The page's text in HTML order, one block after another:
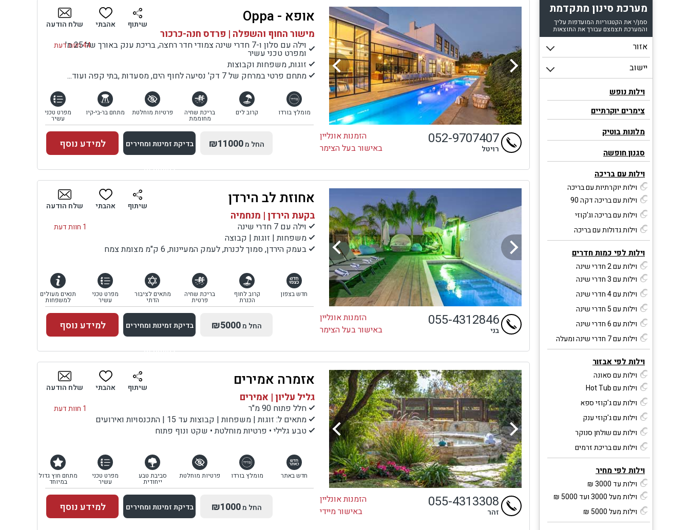
מערכת סינון מתקדמת
סמן/י את הקטגוריות המועדפות עליך
והמערכת תצמצם עבורך את התוצאות
וילות נופש
צימרים יוקרתיים
מלונות בוטיק
סגנון חופשה
וילות עם בריכה
וילות יוקרתיות עם בריכה
וילות עם בריכה דקה 90
וילות עם בריכה וג'קוזי
וילות גדולות עם בריכה
וילות לפי כמות חדרים
וילות עם 2 חדרי שינה
וילות עם 3 חדרי שינה
וילות עם 4 חדרי שינה
וילות עם 5 חדרי שינה
וילות עם 6 חדרי שינה
וילות עם 7 חדרי שינה ומעלה
וילות לפי אבזור
וילות עם סאונה
וילות עם Hot Tub
וילות עם ג'קוזי ספא
וילות עם ג'קוזי ענק
וילות עם שולחן סנוקר
וילות עם בריכת זרמים
וילות לפי מחיר
וילות עד 3000 ₪
וילות מעל 3000 ועד 5000 ₪
וילות מעל 5000 ₪
אופא - Oppa
מישור החוף והשפלה | פרדס חנה-כרכור
44 חוות דעת וילה עם סלון ו-7 חדרי שינה צמודי חדר רחצה, בריכת ענק באורך של 25 מ'
ומפרט טכני עשיר
זוגות, משפחות וקבוצות
מתחם פרטי במרחק של 7 דק' נסיעה לחוף הים, מסעדות ,בתי קפה ועוד...
שיתוף אהבתי שלח הודעה
מומלץ בורדו קרוב לים בריכת שחיה
מחוממת
פרטיות מוחלטת מתחם בר-בי-קיו מפרט טכני
עשיר
הזמנות אונליין
באישור בעל הצימר
052-9707407
רויטל החל מ₪11000 בדיקת זמינות ומחירים
למתחם זה
בדיקת זמינות ומחירים
למידע נוסף
אחוזת לב הירדן
בקעת הירדן | מנחמיה
1 חוות דעת
וילה עם 7 חדרי שינה
משפחות | זוגות | קבוצה
בעמק הירדן, סמוך לכנרת, לעמק המעיינות, 6 ק"מ מצומת צמח
שיתוף אהבתי שלח הודעה
חדש בצפון קרוב לחוף
הכנרת
בריכת שחיה
פרטית
מתאים לציבור
הדתי
מפרט טכני
עשיר
תנאים מעולים
למשפחות
הזמנות אונליין
באישור בעל הצימר
055-4312846
בני החל מ₪5000 בדיקת זמינות ומחירים
למתחם זה
בדיקת זמינות ומחירים
למידע נוסף
אזמרה אמירים
גליל עליון | אמירים
1 חוות דעת
חלל פתוח 90 מ"ר
מתאים ל: זוגות | משפחות | קבוצות עד 15 | התכנסויות ואירועים
טבע גלילי • פרטיות מוחלטת • שקט ונוף פתוח
שיתוף אהבתי שלח הודעה
חדש באתר מומלץ בורדו פרטיות מוחלטת סביבת טבע
ייחודית
מפרט טכני
עשיר
מתחם חוץ גדול
במיוחד
הזמנות אונליין
באישור מיידי
055-4313308
זהר החל מ₪1000 בדיקת זמינות ומחירים למידע נוסף